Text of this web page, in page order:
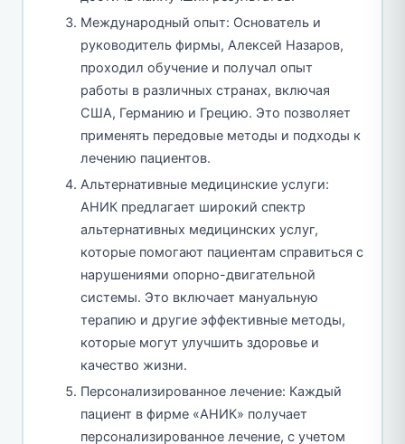
Международный опыт: Основатель и
руководитель фирмы, Алексей Назаров,
проходил обучение и получал опыт
работы в различных странах, включая
США, Германию и Грецию. Это позволяет
применять передовые методы и подходы к
лечению пациентов.
Альтернативные медицинские услуги:
АНИК предлагает широкий спектр
альтернативных медицинских услуг,
которые помогают пациентам справиться с
нарушениями опорно-двигательной
системы. Это включает мануальную
терапию и другие эффективные методы,
которые могут улучшить здоровье и
качество жизни.
Персонализированное лечение: Каждый
пациент в фирме «АНИК» получает
персонализированное лечение, с учетом